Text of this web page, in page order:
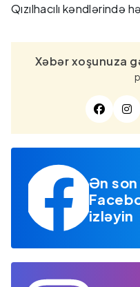
Qızılhacılı kəndlərində
Xəbər xoşunuza
Ən
izləyin